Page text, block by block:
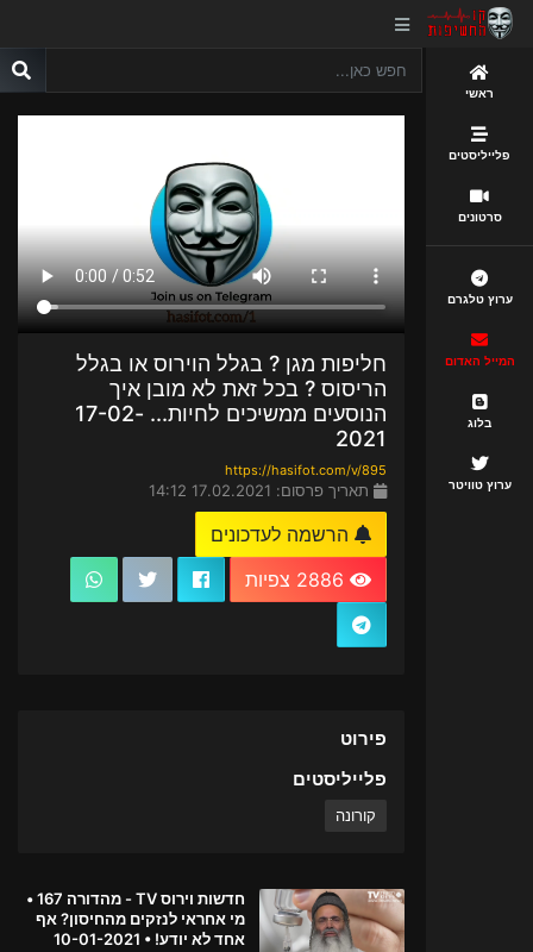
ראשי
פלייליסטים
סרטונים
ערוץ טלגרם
המייל האדום
בלוג
ערוץ טוויטר
חליפות מגן ? בגלל הוירוס או בגלל
הריסוס ? בכל זאת לא מובן איך
הנוסעים ממשיכים לחיות... 17-02-
2021
https://hasifot.com/v/895
תאריך פרסום: 17.02.2021 14:12
הרשמה לעדכונים
פירוט
פלייליסטים
קורונה
חדשות וירוס TV - מהדורה 167 •
מי אחראי לנזקים מהחיסון? אף
אחד לא יודע! • 10-01-2021